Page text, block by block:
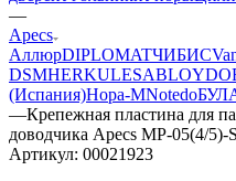
—
Apecs
АллюрDIPLOMATЧИБИС
DSMHERKULESABLOY
(Испания)Нора-МNotedo
—Крепежная пластина для
доводчика Apecs MP-05(4/5)-
Артикул: 00021923